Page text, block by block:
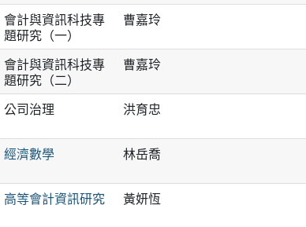
會計與資訊科技專
題研究（一）
曹嘉玲
會計與資訊科技專
題研究（二）
曹嘉玲
公司治理 洪育忠
經濟數學 林岳喬
高等會計資訊研究 黃妍恆